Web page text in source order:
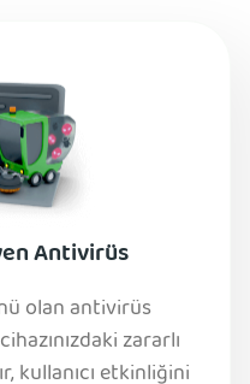
Antivirüs
olan antivirüs
zararlı
kullanıcı etkinliğini